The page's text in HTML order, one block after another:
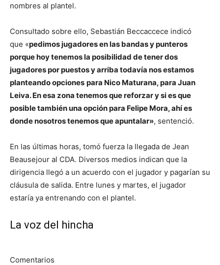
nombres al plantel.
Consultado sobre ello, Sebastián Beccaccece indicó
que «pedimos jugadores en las bandas y punteros
porque hoy tenemos la posibilidad de tener dos
jugadores por puestos y arriba todavía nos estamos
planteando opciones para Nico Maturana, para Juan
Leiva. En esa zona tenemos que reforzar y si es que
posible también una opción para Felipe Mora, ahí es
donde nosotros tenemos que apuntalar», sentenció.
En las últimas horas, tomó fuerza la llegada de Jean
Beausejour al CDA. Diversos medios indican que la
dirigencia llegó a un acuerdo con el jugador y pagarían su
cláusula de salida. Entre lunes y martes, el jugador
estaría ya entrenando con el plantel.
La voz del hincha
Comentarios